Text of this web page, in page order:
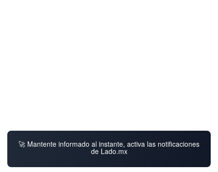
🚀 Mantente informado al instante, activa las notificaciones
de Lado.mx